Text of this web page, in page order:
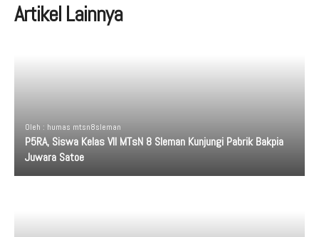
Artikel Lainnya
Oleh : humas mtsn8sleman
P5RA, Siswa Kelas VII MTsN 8 Sleman Kunjungi Pabrik Bakpia
Juwara Satoe